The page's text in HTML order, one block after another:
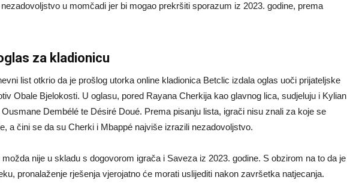
u momčadi jer bi mogao prekršiti sporazum iz 2023. godine, prema
za kladionicu
list otkrio da je prošlog utorka online kladionica Betclic izdala oglas uoči prijateljske
Obale Bjelokosti. U oglasu, pored Rayana Cherkija kao glavnog lica, sudjeluju i Kylian
Dembélé te Désiré Doué. Prema pisanju lista, igrači nisu znali za koje se
a čini se da su Cherki i Mbappé najviše izrazili nezadovoljstvo.
nije u skladu s dogovorom igrača i Saveza iz 2023. godine. S obzirom na to da je
pronalaženje rješenja vjerojatno će morati uslijediti nakon završetka natjecanja.